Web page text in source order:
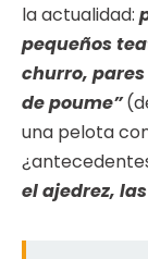
la actualidad:
pequeños
churro,
de poume”
una pelota
el ajedrez,